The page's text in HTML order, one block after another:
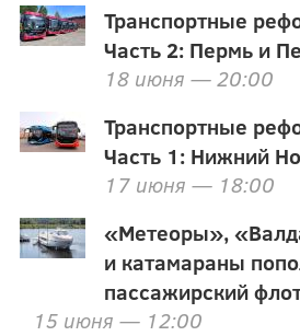
Транспортные
Часть 2: Пермь и
18 июня — 20:00
Транспортные
Часть 1: Нижний
17 июня — 18:00
«Метеоры»,
и катамараны
пассажирский
15 июня — 12:00